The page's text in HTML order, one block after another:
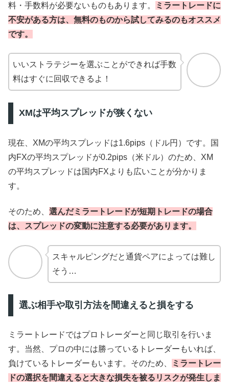
料・手数料が必要ないものもあります。
ミラートレードに
不安がある方は、無料のものから試してみるのもオススメ
です。
いいストラテジーを選ぶことができれば手数
料はすぐに回収できるよ！
XMは平均スプレッドが狭くない
現在、XMの平均スプレッドは1.6pips（ドル円）です。国
内FXの平均スプレッドが0.2pips（米ドル）のため、XM
の平均スプレッドは国内FXよりも広いことが分かりま
す。
そのため、 選んだミラートレードが短期トレードの場合
は、スプレッドの変動に注意する必要があります。
スキャルピングだと通貨ペアによっては難し
そう…
選ぶ相手や取引方法を間違えると損をする
ミラートレードではプロトレーダーと同じ取引を行いま
す。当然、プロの中には勝っているトレーダーもいれば、
負けているトレーダーもいます。そのため、
ミラートレー
ドの選択を間違えると大きな損失を被るリスクが発生しま